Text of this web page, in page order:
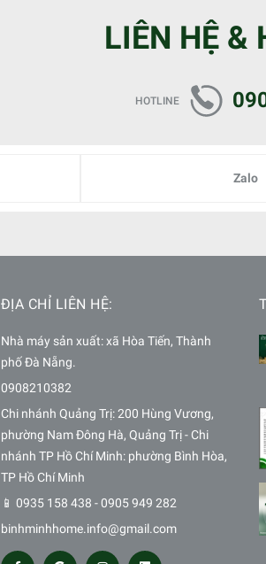
LIÊN HỆ &
HOTLINE
Zalo
ĐỊA CHỈ LIÊN HỆ:
Nhà máy sản xuất: xã Hòa Tiến, Thành
phố Đà Nẵng.
0908210382
Chi nhánh Quảng Trị: 200 Hùng Vương,
phường Nam Đông Hà, Quảng Trị - Chi
nhánh TP Hồ Chí Minh: phường Bình Hòa,
TP Hồ Chí Minh
📱 0935 158 438 - 0905 949 282
binhminhhome.info@gmail.com